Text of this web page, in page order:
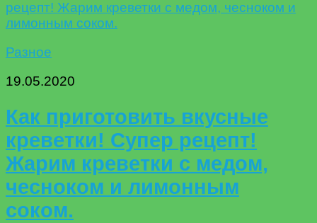
Разное
19.05.2020
Как приготовить вкусные
креветки! Супер рецепт!
Жарим креветки с медом,
чесноком и лимонным
соком.